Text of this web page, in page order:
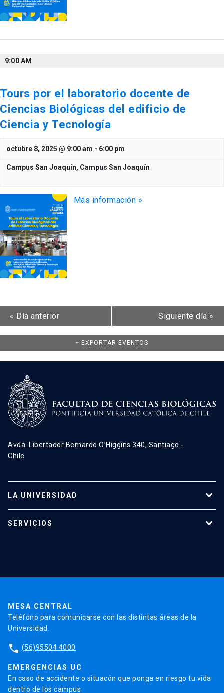
9:00 AM
Tours por el laboratorio docente de
Ciencias Biológicas del edificio de
Ciencia y Tecnología
octubre 8, 2025 @ 9:00 am - 6:00 pm
Campus San Joaquín, Campus San Joaquín
Más información »
« Día anterior Siguiente día »
+ EXPORTAR EVENTOS
Avda. Libertador Bernardo O’Higgins 340, Santiago -
Chile
LA UNIVERSIDAD
Admisión
SERVICIOS
MESA CENTRAL
Teléfono para comunicarse con las distintas áreas de la
Universidad.
phone (56)95504 4000
EMERGENCIAS UC
En caso de accidente o situacón que ponga en riesgo tu vida
dentro de los campus